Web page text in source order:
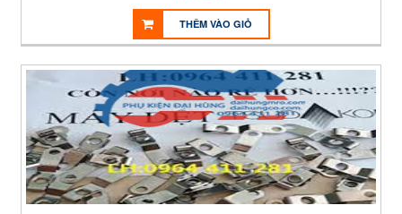
THÊM VÀO GIỎ